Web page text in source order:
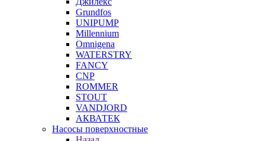
Grundfos
UNIPUMP
Millennium
Omnigena
WATERSTRY
FANCY
CNP
ROMMER
STOUT
VANDJORD
АКВАТЕК
Насосы поверхностные